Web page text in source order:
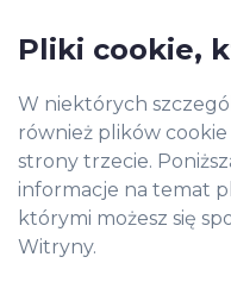
Pliki cookie,
W niektórych
również plików
strony trzecie.
informacje na temat
którymi możesz się
Witryny.